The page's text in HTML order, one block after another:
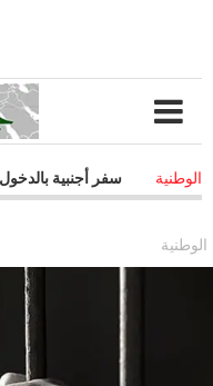
الوطنية
سفر أجنبية بالدخول إلى
الوطنية